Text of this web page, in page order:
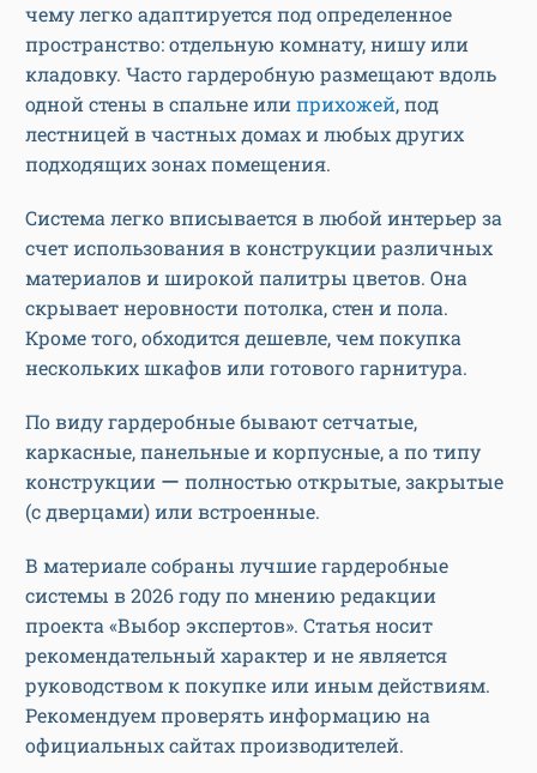
чему легко адаптируется под определенное
пространство: отдельную комнату, нишу или
кладовку. Часто гардеробную размещают вдоль
одной стены в спальне илиприхожей, под
лестницей в частных домах и любых других
подходящих зонах помещения.
Система легко вписывается в любой интерьер за
счет использования в конструкции различных
материалов и широкой палитры цветов. Она
скрывает неровности потолка, стен и пола.
Кроме того, обходится дешевле, чем покупка
нескольких шкафов или готового гарнитура.
По виду гардеробные бывают сетчатые,
каркасные, панельные и корпусные, а по типу
конструкции ー полностью открытые, закрытые
(с дверцами) или встроенные.
В материале собраны лучшие гардеробные
системы в 2026 году по мнению редакции
проекта «Выбор экспертов». Статья носит
рекомендательный характер и не является
руководством к покупке или иным действиям.
Рекомендуем проверять информацию на
официальных сайтах производителей.